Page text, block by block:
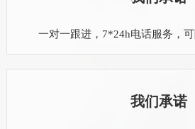
一对一跟进，7*24h电话服务，
我们承诺